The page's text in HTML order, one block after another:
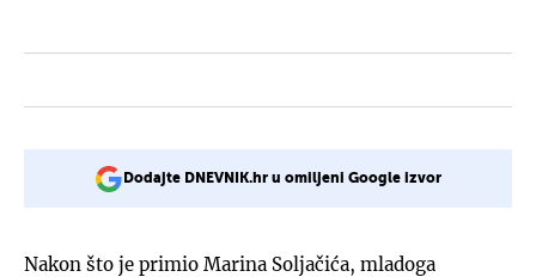
Dodajte DNEVNIK.hr u omiljeni Google izvor
Nakon što je primio Marina Soljačića, mladoga